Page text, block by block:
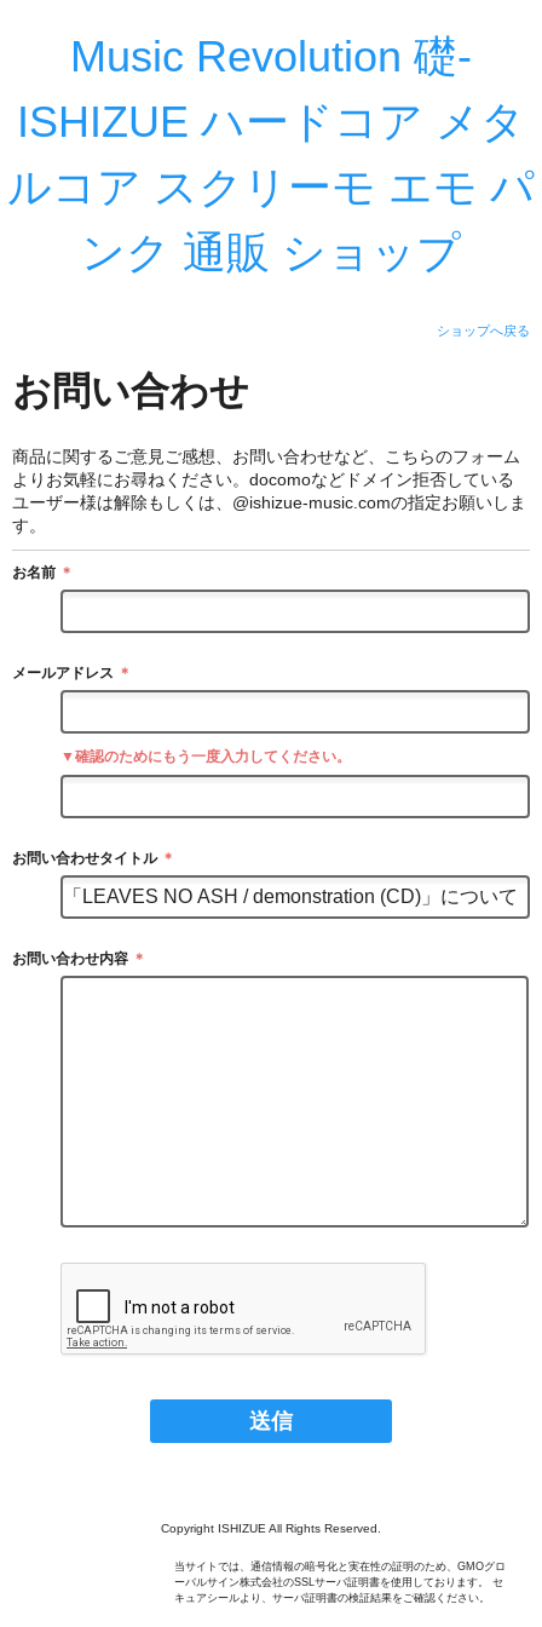
Music Revolution 礎-
ISHIZUE ハードコア メタ
ルコア スクリーモ エモ パ
ンク 通販 ショップ
ショップへ戻る
お問い合わせ
商品に関するご意見ご感想、お問い合わせなど、こちらのフォーム
よりお気軽にお尋ねください。docomoなどドメイン拒否している
ユーザー様は解除もしくは、@ishizue-music.comの指定お願いしま
す。
お名前 ＊
メールアドレス ＊
▼確認のためにもう一度入力してください。
お問い合わせタイトル ＊
お問い合わせ内容 ＊
Copyright ISHIZUE All Rights Reserved.
当サイトでは、通信情報の暗号化と実在性の証明のため、GMOグロ
ーバルサイン株式会社のSSLサーバ証明書を使用しております。 セ
キュアシールより、サーバ証明書の検証結果をご確認ください。